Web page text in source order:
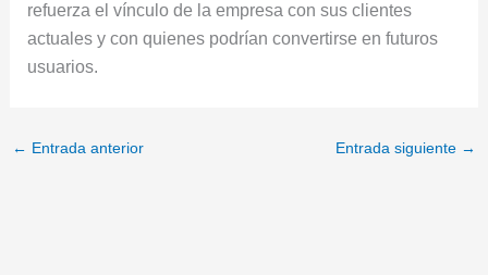
refuerza el vínculo de la empresa con sus clientes
actuales y con quienes podrían convertirse en futuros
usuarios.
← Entrada anterior Entrada siguiente →